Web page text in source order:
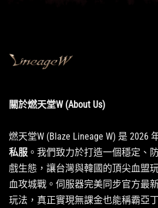
關於燃天堂W (About Us)
燃天堂W (Blaze Lineage W) 是 2026
私服 。我們致力於打造一個穩定、
戲生態，讓台灣與韓國的頂尖血盟
血攻城戰。伺服器完美同步官方最
玩法，真正實現無課金也能稱霸亞